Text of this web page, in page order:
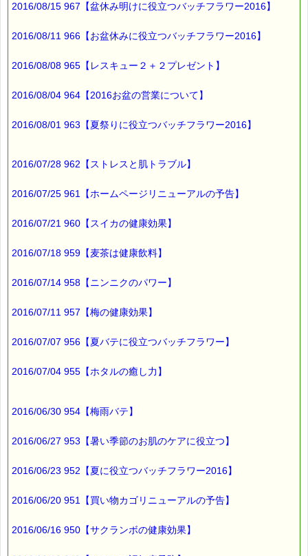
血管力を鍛えたいと思います (^^)
お客様からのご投稿もお待ちしております。
■メルマガ読者だけの eクーポン券 プレゼント
有効期限 ：2016/06/16(木)まで
タイプ ：くじタイプ
バッチフラワーレメディ・レスキュークリーム１本当毎に
割引き金額は、買い物カゴで内容確認する際に決定します。
当たる確率は（1等：5% 2等：10% 3等：85%）です。
※バッチフラワー関連商品・関連書籍、セット商品は対象外で
※単品でも「こころ・サポート」などの割引き商品は対象外で
す。
※携帯サイトではご利用いただけません。
→http://www.pass-thyme.com/info/#coupon
このメールはｅパスタイムをご利用（ご注文、お問い合わせ、プ
ルです。
割引クーポン券のプレゼントや、耳より情報をいち早くお届け致
∞∞∞∞∞∞∞∞∞∞∞∞∞∞∞∞∞∞∞∞∞∞∞∞∞∞∞∞∞∞∞∞∞
このメールマガジンのバックナンバーはこちらです
→http://www.pass-thyme.com/special/maga_back2016.asp
購読解除はこちらからできます
2016/08/15 967【盆休み明けに役立つバッチフラワー2016】
2016/08/11 966【お盆休みに役立つバッチフラワー2016】
2016/08/08 965【レスキュー２＋２プレゼント】
2016/08/04 964【2016お盆の営業について】
2016/08/01 963【夏祭りに役立つバッチフラワー2016】
2016/07/28 962【ストレスと肌トラブル】
2016/07/25 961【ホームページリニューアルの予告】
2016/07/21 960【スイカの健康効果】
2016/07/18 959【麦茶は健康飲料】
2016/07/14 958【ニンニクのパワー】
2016/07/11 957【梅の健康効果】
2016/07/07 956【夏バテに役立つバッチフラワー】
2016/07/04 955【ホタルの癒し力】
2016/06/30 954【梅雨バテ】
2016/06/27 953【暑い季節のお肌のケアに役立つ】
2016/06/23 952【夏に役立つバッチフラワー2016】
2016/06/20 951【買い物カゴリニューアルの予告】
2016/06/16 950【サクランボの健康効果】